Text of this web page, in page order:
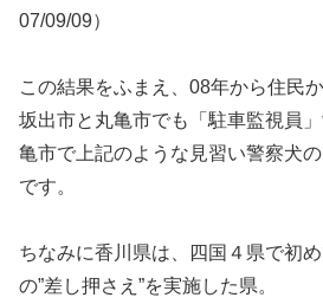
07/09/09）
この結果をふまえ、08年から住民
坂出市と丸亀市でも「駐車監視員
亀市で上記のような見習い警察犬
です。
ちなみに香川県は、四国４県で初
の”差し押さえ”を実施した県。